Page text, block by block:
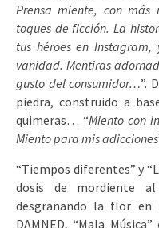
Prensa miente, con más
toques de ficción. La
tus héroes en
vanidad. Mentiras
gusto del consumidor…”.
piedra, construido a
quimeras… “Miento con
Miento para mis adicciones
“Tiempos diferentes” y
dosis de mordiente
desgranando la flor en
DAMNED, “Mala